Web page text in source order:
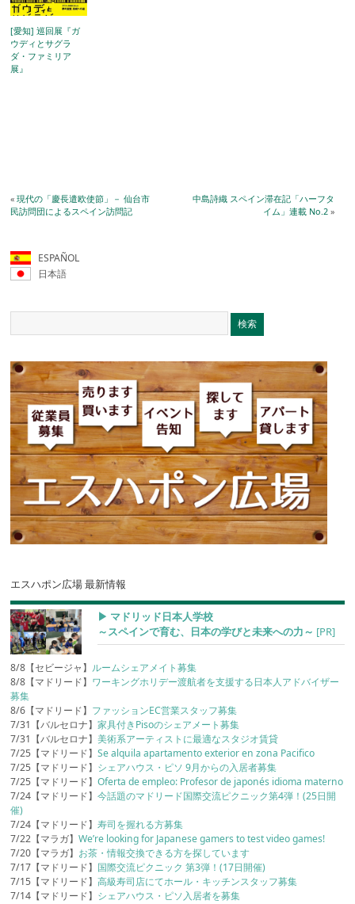
[愛知] 巡回展『ガ
ウディとサグラ
ダ・ファミリア
展』
«現代の「慶長遣欧使節」－ 仙台市
民訪問団によるスペイン訪問記
中島詩織 スペイン滞在記「ハーフタ
イム」連載 No.2»
ESPAÑOL
日本語
エスハポン広場 最新情報
▶︎ マドリッド日本人学校
～スペインで育む、日本の学びと未来への力～ [PR]
8/8【セビージャ】 ルームシェアメイト募集
8/8【マドリード】 ワーキングホリデー渡航者を支援する日本人アドバイザー
募集
8/6【マドリード】 ファッションEC営業スタッフ募集
7/31【バルセロナ】家具付きPisoのシェアメート募集
7/31【バルセロナ】美術系アーティストに最適なスタジオ賃貸
7/25【マドリード】Se alquila apartamento exterior en zona Pacifico
7/25【マドリード】 シェアハウス・ピソ 9月からの入居者募集
7/25【マドリード】Oferta de empleo: Profesor de japonés idioma materno
7/24【マドリード】今話題のマドリード国際交流ピクニック第4弾！(25日開
催)
7/24【マドリード】寿司を握れる方募集
7/22【マラガ】We’re looking for Japanese gamers to test video games!
7/20【マラガ】 お茶・情報交換できる方を探しています
7/17【マドリード】 国際交流ピクニック 第3弾！(17日開催)
7/15【マドリード】高級寿司店にてホール・キッチンスタッフ募集
7/14【マドリード】 シェアハウス・ピソ入居者を募集